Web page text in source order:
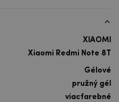
XIAOMI
Xiaomi Redmi Note 8T
Gélové
pružný gél
viacfarebné